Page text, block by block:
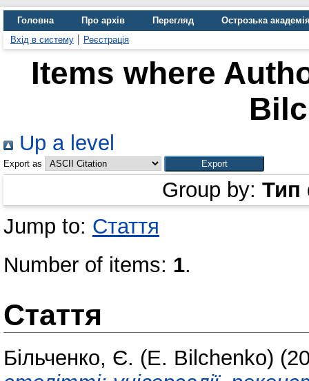
Головна Про архів Перегляд
Острозька
Вхід в систему
Реєстрація
Items where
Up a level
Export as
Group by: Тип
Jump to: Стаття
Number of items: 1.
Стаття
Більченко, Є. (E. Bilchenko)